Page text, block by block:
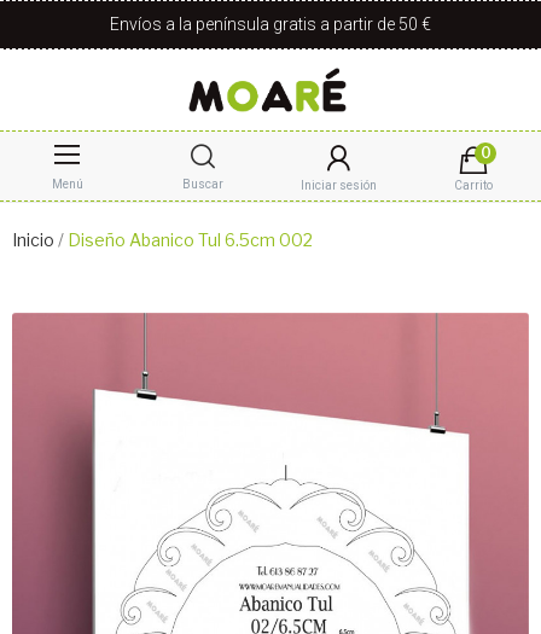
Envíos a la península gratis a partir de 50 €
Menú Buscar Iniciar sesión
0
Carrito
Inicio Diseño Abanico Tul 6.5cm 002